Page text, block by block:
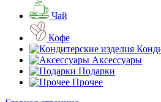
Чай
Кофе
Аксессуары
Подарки
Прочее